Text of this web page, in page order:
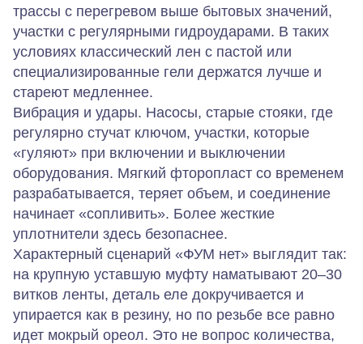
трассы с перегревом выше бытовых значений,
участки с регулярными гидроударами. В таких
условиях классический лен с пастой или
специализированные гели держатся лучше и
стареют медленнее.
Вибрация и удары. Насосы, старые стояки, где
регулярно стучат ключом, участки, которые
«гуляют» при включении и выключении
оборудования. Мягкий фторопласт со временем
разрабатывается, теряет объем, и соединение
начинает «сопливить». Более жесткие
уплотнители здесь безопаснее.
Характерный сценарий «ФУМ нет» выглядит так:
на крупную уставшую муфту наматывают 20–30
витков ленты, деталь еле докручивается и
упирается как в резину, но по резьбе все равно
идет мокрый ореол. Это не вопрос количества,